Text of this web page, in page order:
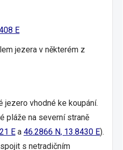
E
jezera v některém z
jezero vhodné ke koupání.
pláže na severní straně
E a 46.2866 N, 13.8430 E).
s netradičním